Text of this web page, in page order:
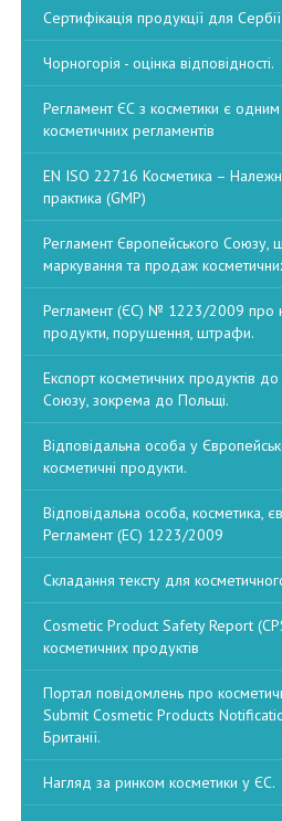
Сертифікація продукції для Сербії
Чорногорія - оцінка відповідності.
Регламент ЄС з косметики є одним
косметичних регламентів
EN ISO 22716 Косметика –
практика (GMP)
Регламент Європейського Союзу,
маркування та продаж
Регламент (ЄС) № 1223/2009 про
продукти, порушення, штрафи.
Експорт косметичних продуктів
Союзу, зокрема до Польщі.
Відповідальна особа у
косметичні продукти.
Відповідальна особа, косметика,
Регламент (EC) 1223/2009
Складання тексту для
Cosmetic Product Safety Report
косметичних продуктів
Портал повідомлень про
Submit Cosmetic Products
Британії.
Нагляд за ринком косметики у ЄС.